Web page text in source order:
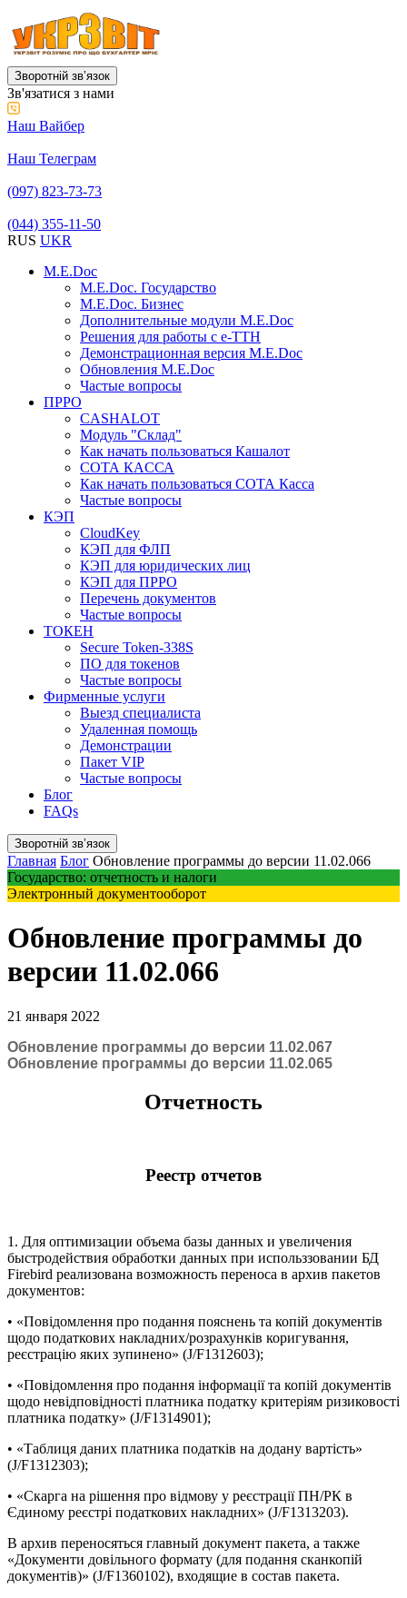
Зворотній звʼязок
Зв'язатися з нами
Наш Вайбер
Наш Телеграм
(097) 823-73-73
(044) 355-11-50
RUS UKR
M.E.Doc
M.E.Doc. Государство
M.E.Doc. Бизнес
Дополнительные модули M.E.Doc
Решения для работы с е-ТТН
Демонстрационная версия M.E.Doc
Обновления M.E.Doc
Частые вопросы
ПРРО
CASHALOT
Модуль "Склад"
Как начать пользоваться Кашалот
СОТА КАCСА
Как начать пользоваться СОТА Касса
Частые вопросы
КЭП
CloudKey
КЭП для ФЛП
КЭП для юридических лиц
КЭП для ПРРО
Перечень документов
Частые вопросы
ТОКЕН
Secure Token-338S
ПО для токенов
Частые вопросы
Фирменные услуги
Выезд специалиста
Удаленная помощь
Демонстрации
Пакет VIP
Частые вопросы
Блог
FAQs
Зворотній звʼязок
Главная Блог Обновление программы до версии 11.02.066
Государство: отчетность и налоги
Электронный документооборот
Обновление программы до
версии 11.02.066
21 января 2022
Обновление программы до версии 11.02.067
Обновление программы до версии 11.02.065
Отчетность
Реестр отчетов
1. Для оптимизации объема базы данных и увеличения
быстродействия обработки данных при использзовании БД
Firebird реализована возможность переноса в архив пакетов
документов:
• «Повідомлення про подання пояснень та копій документів
щодо податкових накладних/розрахунків коригування,
реєстрацію яких зупинено» (J/F1312603);
• «Повідомлення про подання інформації та копій документів
щодо невідповідності платника податку критеріям ризиковості
платника податку» (J/F1314901);
• «Таблиця даних платника податків на додану вартість»
(J/F1312303);
• «Скарга на рішення про відмову у реєстрації ПН/РК в
Єдиному реєстрі податкових накладних» (J/F1313203).
В архив переносяться главный документ пакета, а также
«Документи довільного формату (для подання сканкопій
документів)» (J/F1360102), входящие в состав пакета.